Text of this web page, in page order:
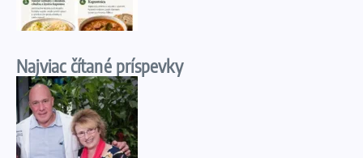
Najviac čítané príspevky